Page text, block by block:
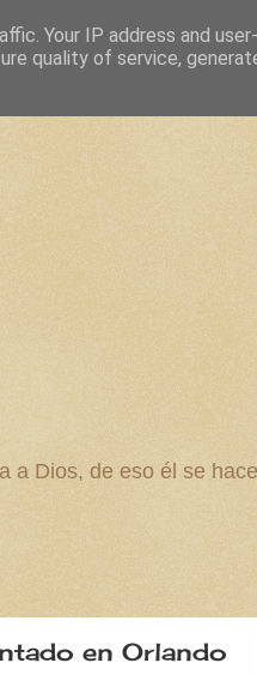
a Dios, de eso él se
en Orlando
Your IP address and
quality of service,